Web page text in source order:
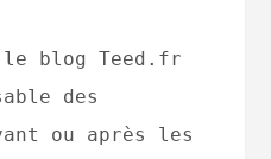
blog Teed.fr
des
ou après les